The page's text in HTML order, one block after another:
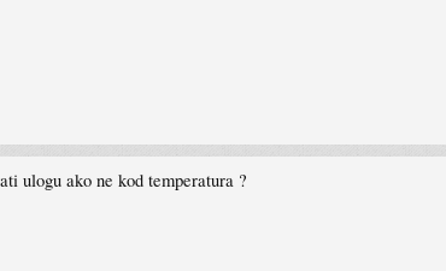
ulogu ako ne kod temperatura ?